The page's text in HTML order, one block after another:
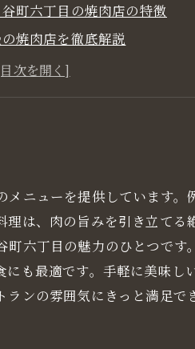
町六丁目の焼肉店の特徴
焼肉店を徹底解説
るお店の魅力
六丁目で焼肉を楽しむ
ニューを提供しています
は、肉の旨みを引き立て
六丁目の魅力のひとつで
も最適です。手軽に美味し
ンの雰囲気にきっと満足